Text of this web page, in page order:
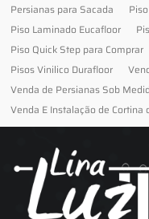
Persianas para Sacada
Piso Laminado Eucafloor
Piso Quick Step para Comprar
Pisos Vinilico Durafloor
Venda de Persianas Sob
Venda E Instalação de Cortina